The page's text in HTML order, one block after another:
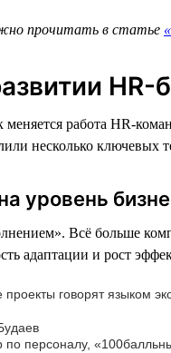
прочитать в статье
меняется работа HR-
несколько ключевых
уровень
Всё больше
адаптации и рост
проекты говорят языком
по персоналу,